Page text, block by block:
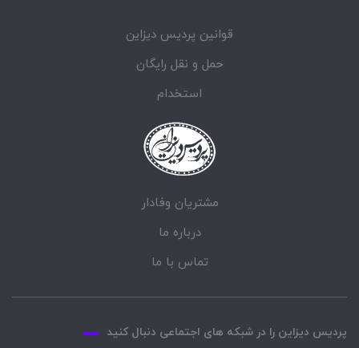
قوانین پردیس دیزاین
حمل و نقل رایگان
استخدام
مشتریان وفادار
درباره ما
تماس با ما
پردیس دیزاین را در شبکه های اجتماعی دنبال کنید